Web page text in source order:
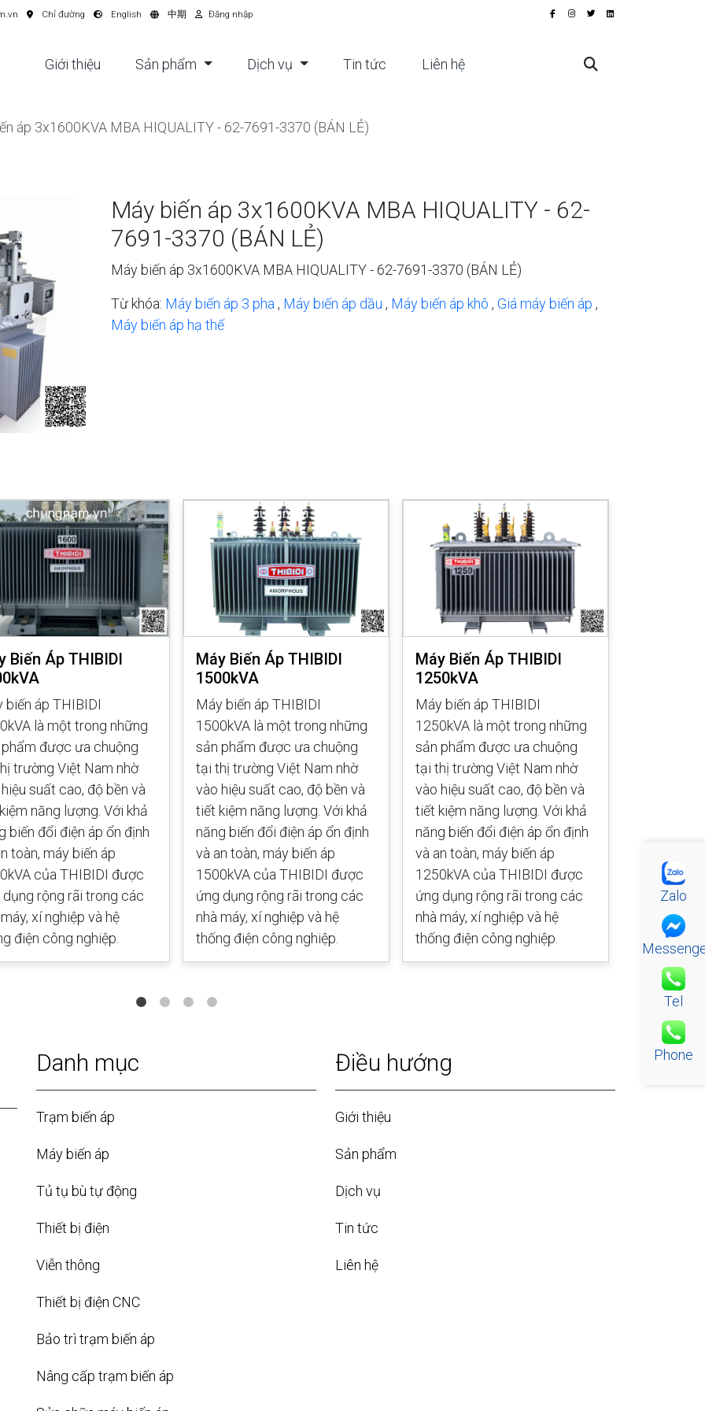
Chỉ đường English 中期 Đăng nhập
Giới thiệu Sản phẩm Dịch vụ Tin tức Liên hệ
áp 3x1600KVA MBA HIQUALITY - 62-7691-3370 (BÁN LẺ)
Máy biến áp 3x1600KVA MBA HIQUALITY - 62-
7691-3370 (BÁN LẺ)
Máy biến áp 3x1600KVA MBA HIQUALITY - 62-7691-3370 (BÁN LẺ)
Từ khóa: Máy biến áp 3 pha , Máy biến áp dầu , Máy biến áp khô , Giá máy biến áp ,
Máy biến áp hạ thế
Biến Áp THIBIDI
biến áp THIBIDI
là một trong những
được ưa chuộng
trường Việt Nam nhờ
suất cao, độ bền và
năng lượng. Với khả
biến đổi điện áp ổn định
toàn, máy biến áp
của THIBIDI được
dụng rộng rãi trong các
xí nghiệp và hệ
điện công nghiệp.
Máy Biến Áp THIBIDI
1500kVA
Máy biến áp THIBIDI
1500kVA là một trong những
sản phẩm được ưa chuộng
tại thị trường Việt Nam nhờ
vào hiệu suất cao, độ bền và
tiết kiệm năng lượng. Với khả
năng biến đổi điện áp ổn định
và an toàn, máy biến áp
1500kVA của THIBIDI được
ứng dụng rộng rãi trong các
nhà máy, xí nghiệp và hệ
thống điện công nghiệp.
Máy Biến Áp THIBIDI
1250kVA
Máy biến áp THIBIDI
1250kVA là một trong những
sản phẩm được ưa chuộng
tại thị trường Việt Nam nhờ
vào hiệu suất cao, độ bền và
tiết kiệm năng lượng. Với khả
năng biến đổi điện áp ổn định
và an toàn, máy biến áp
1250kVA của THIBIDI được
ứng dụng rộng rãi trong các
nhà máy, xí nghiệp và hệ
thống điện công nghiệp.
1000kVA
ứng dụng
nhà máy,
thống
Danh mục
Trạm biến áp
Máy biến áp
Tủ tụ bù tự động
Thiết bị điện
Viễn thông
Thiết bị điện CNC
Bảo trì trạm biến áp
Nâng cấp trạm biến áp
Điều hướng
Giới thiệu
Sản phẩm
Dịch vụ
Tin tức
Liên hệ
Zalo
Tel
Phone